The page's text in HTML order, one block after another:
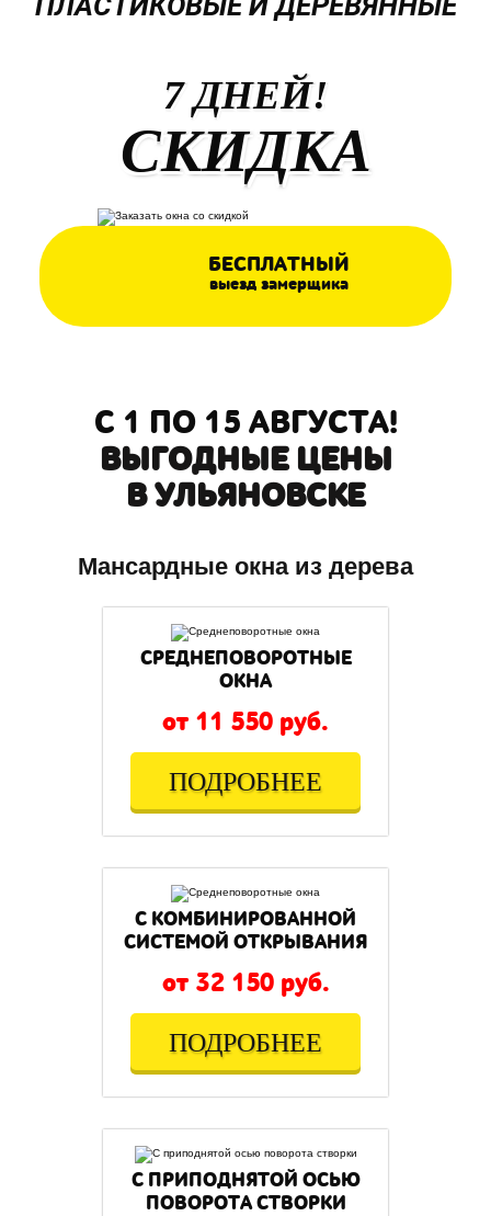
7 ДНЕЙ!
СКИДКА
БЕСПЛАТНЫЙ
выезд замерщика
С 1 ПО 15 АВГУСТА!
ВЫГОДНЫЕ ЦЕНЫ
В УЛЬЯНОВСКЕ
Мансардные окна из дерева
СРЕДНЕПОВОРОТНЫЕ
ОКНА
от 11 550 руб.
ПОДРОБНЕЕ
С КОМБИНИРОВАННОЙ
СИСТЕМОЙ ОТКРЫВАНИЯ
от 32 150 руб.
ПОДРОБНЕЕ
С ПРИПОДНЯТОЙ ОСЬЮ
ПОВОРОТА СТВОРКИ